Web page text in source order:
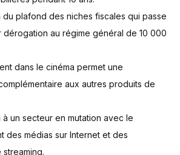
du plafond des niches fiscales qui passe
dérogation au régime général de 10 000
dans le cinéma permet une
aux autres produits de
un secteur en mutation avec le
des médias sur Internet et des